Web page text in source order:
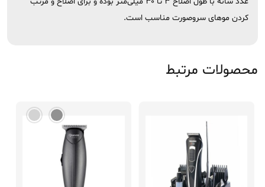
کردن موهای سروصورت مناسب است.
محصولات مرتبط